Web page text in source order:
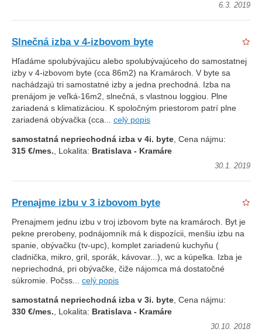
6.3. 2019
Slnečná izba v 4-izbovom byte
Hľadáme spolubývajúcu alebo spolubývajúceho do samostatnej
izby v 4-izbovom byte (cca 86m2) na Kramároch. V byte sa
nachádzajú tri samostatné izby a jedna prechodná. Izba na
prenájom je veľká-16m2, slnečná, s vlastnou loggiou. Plne
zariadená s klimatizáciou. K spoločným priestorom patrí plne
zariadená obývačka (cca... celý popis
samostatná nepriechodná izba v 4i. byte, Cena nájmu:
315 €/mes., Lokalita: Bratislava - Kramáre
30.1. 2019
Prenajme izbu v 3 izbovom byte
Prenajmem jednu izbu v troj izbovom byte na kramároch. Byt je
pekne prerobeny, podnájomník má k dispozícii, menšiu izbu na
spanie, obývačku (tv-upc), komplet zariadenú kuchyňu (
cladnička, mikro, gril, sporák, kávovar...), wc a kúpelka. Izba je
nepriechodná, pri obývačke, čiže nájomca má dostatočné
súkromie. Počss... celý popis
samostatná nepriechodná izba v 3i. byte, Cena nájmu:
330 €/mes., Lokalita: Bratislava - Kramáre
30.10. 2018